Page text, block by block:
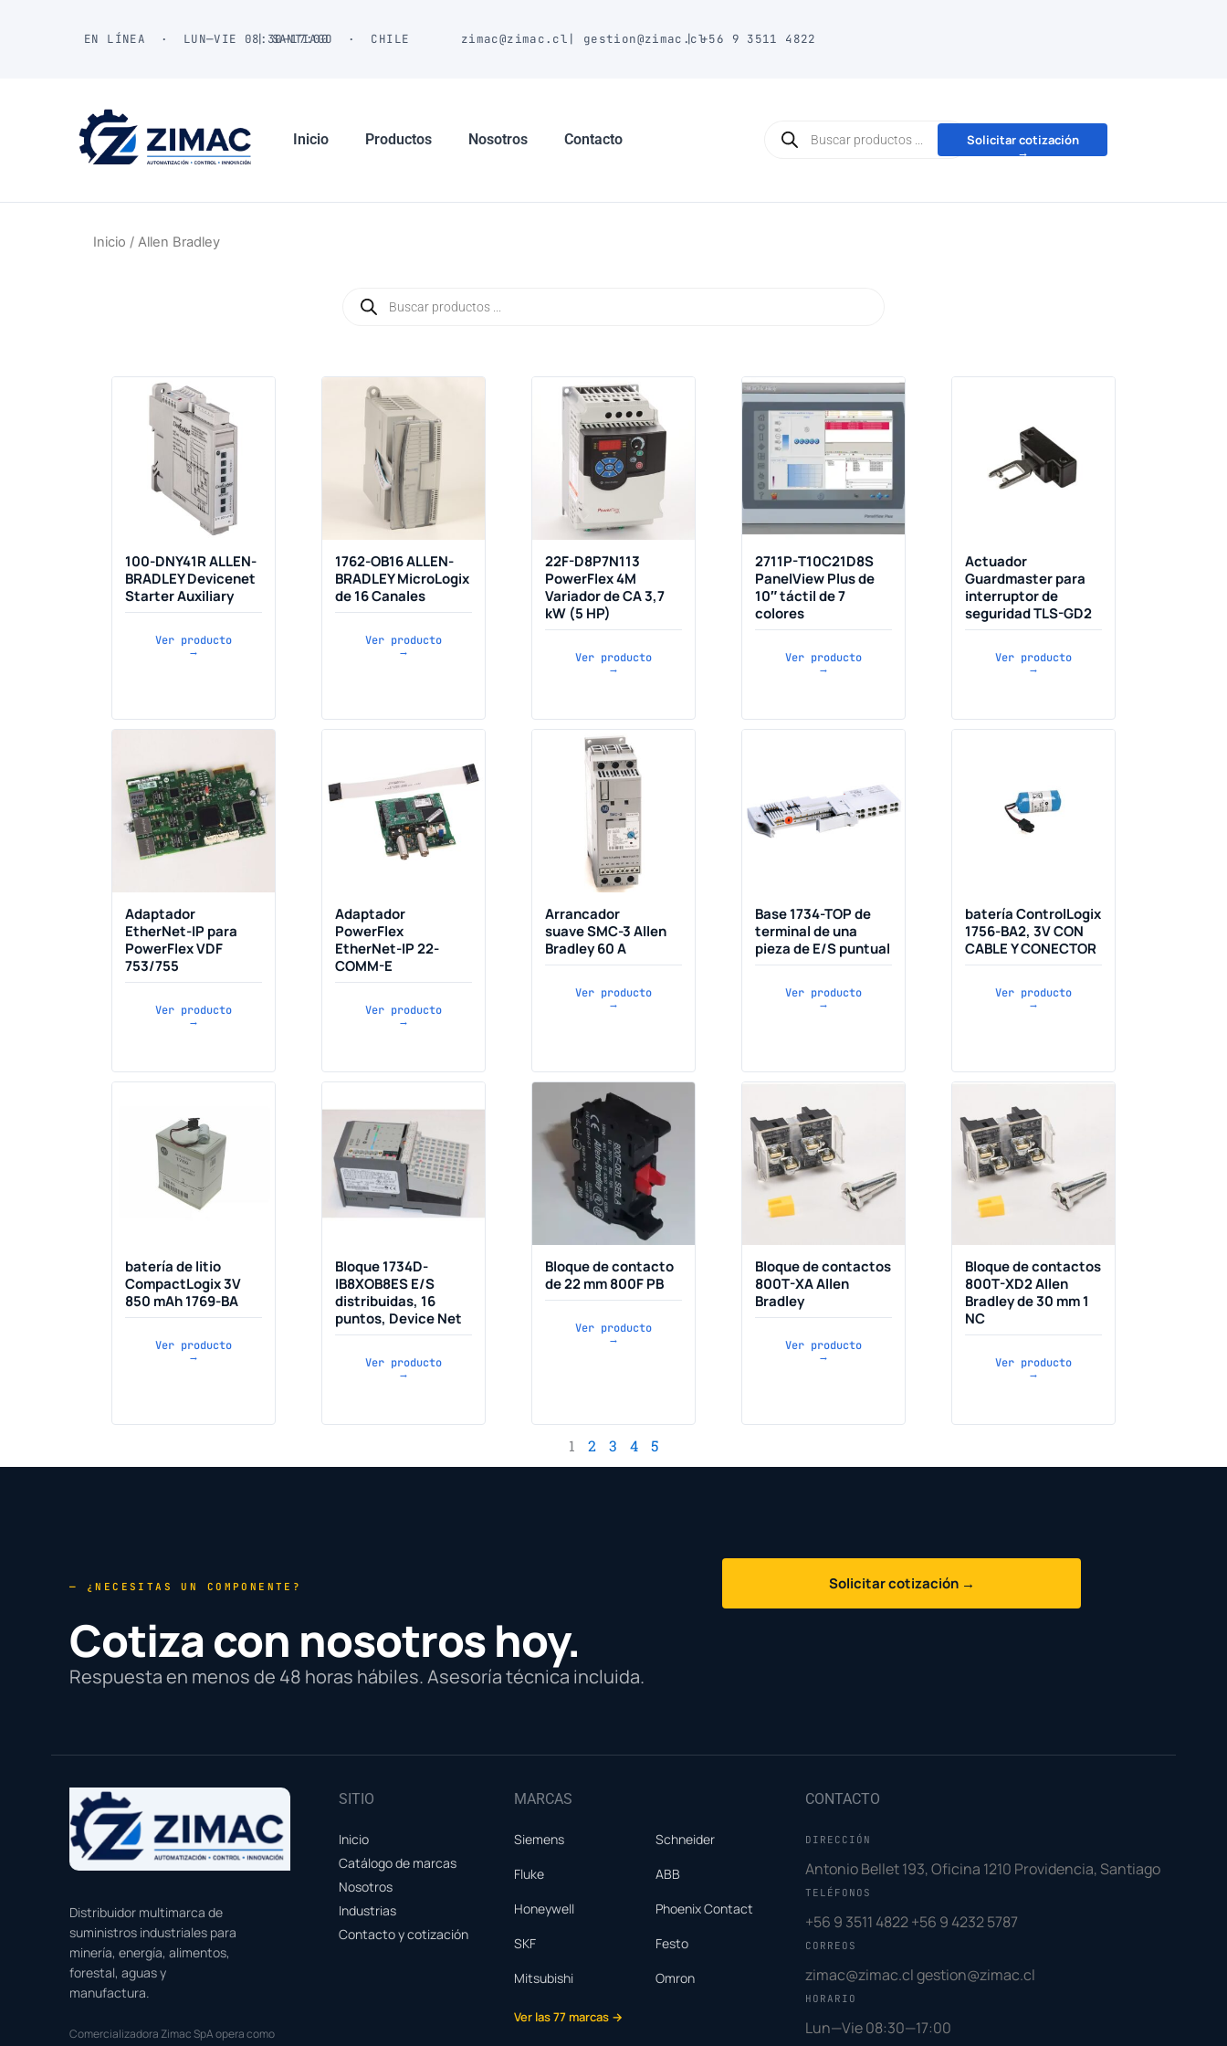
EN LÍNEA · LUN—VIE 08:30—17:00| SANTIAGO · CHILE zimac@zimac.cl | gestion@zimac.cl
|+56 9 3511 4822
Inicio Productos Nosotros Contacto
productos
Solicitar cotización
→
Inicio / Allen Bradley
productos
100-DNY41R ALLEN-
BRADLEY Devicenet
Starter Auxiliary
Ver producto
→
1762-OB16 ALLEN-
BRADLEY MicroLogix
de 16 Canales
Ver producto
→
22F-D8P7N113
PowerFlex 4M
Variador de CA 3,7
kW (5 HP)
Ver producto
→
2711P-T10C21D8S
PanelView Plus de
10″ táctil de 7
colores
Ver producto
→
Actuador
Guardmaster para
interruptor de
seguridad TLS-GD2
Ver producto
→
Adaptador
EtherNet-IP para
PowerFlex VDF
753/755
Ver producto
→
Adaptador
PowerFlex
EtherNet-IP 22-
COMM-E
Ver producto
→
Arrancador
suave SMC-3 Allen
Bradley 60 A
Ver producto
→
Base 1734-TOP de
terminal de una
pieza de E/S puntual
Ver producto
→
batería ControlLogix
1756-BA2, 3V CON
CABLE Y CONECTOR
Ver producto
→
batería de litio
CompactLogix 3V
850 mAh 1769-BA
Ver producto
→
Bloque 1734D-
IB8XOB8ES E/S
distribuidas, 16
puntos, Device Net
Ver producto
→
Bloque de contacto
de 22 mm 800F PB
Ver producto
→
Bloque de contactos
800T-XA Allen
Bradley
Ver producto
→
Bloque de contactos
800T-XD2 Allen
Bradley de 30 mm 1
NC
Ver producto
→
Página
1
Página
2
Página
3
Página
4 5
— ¿NECESITAS UN COMPONENTE?
Cotiza con nosotros hoy.
Respuesta en menos de 48 horas hábiles. Asesoría técnica incluida.
Solicitar cotización →
Distribuidor multimarca de
suministros industriales para
minería, energía, alimentos,
forestal, aguas y
manufactura.
Comercializadora Zimac SpA opera como
SITIO
Inicio
Catálogo de marcas
Nosotros
Industrias
Contacto y cotización
MARCAS
Siemens
Schneider
Fluke
ABB
Honeywell
Phoenix Contact
SKF
Festo
Mitsubishi
Omron
Ver las 77 marcas →
CONTACTO
DIRECCIÓN
Antonio Bellet 193, Oficina 1210 Providencia, Santiago
TELÉFONOS
+56 9 3511 4822 +56 9 4232 5787
CORREOS
zimac@zimac.clgestion@zimac.cl
HORARIO
Lun—Vie 08:30—17:00